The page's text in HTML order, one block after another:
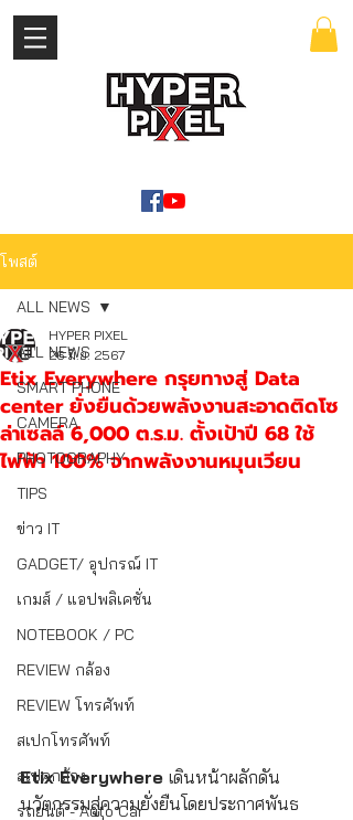
โพสต์
ALL NEWS
SMART PHONE
CAMERA
PHOTOGRAPHY
TIPS
ข่าว IT
GADGET/ อุปกรณ์ IT
เกมส์ / แอปพลิเคชั่น
NOTEBOOK / PC
REVIEW กล้อง
REVIEW โทรศัพท์
สเปกโทรศัพท์
สเปคกล้อง
รถยนต์ - Auto Car
ALL NEWS
Etix Everywhere กรุยทางสู่ Data
center ยั่งยืนด้วยพลังงานสะอาดติดโซ
ล่าเซลล์ 6,000 ต.ร.ม. ตั้งเป้าปี 68 ใช้
ไฟฟ้า 100% จากพลังงานหมุนเวียน
HYPER PIXEL
26 มิ.ย. 2567
Etix Everywhere เดินหน้าผลักดัน
นวัตกรรมสู่ความยั่งยืนโดยประกาศพันธ